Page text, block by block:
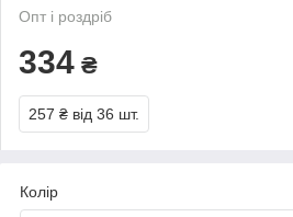
Опт і роздріб
334 ₴
257 ₴ від 36 шт.
Колір